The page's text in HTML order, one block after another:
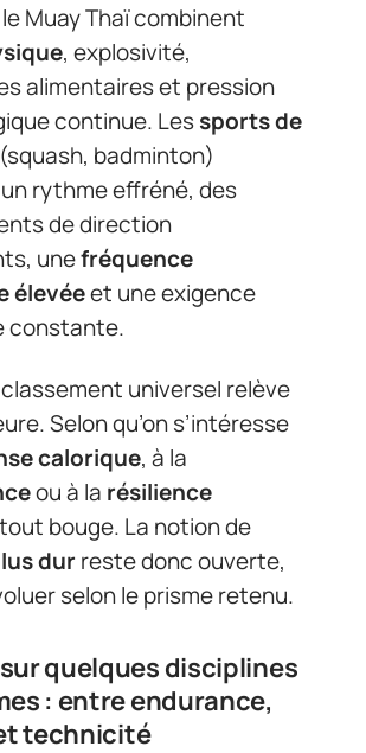
Muay Thaï combinent
, explosivité,
alimentaires et pression
continue. Lessports de
(squash, badminton)
rythme effréné, des
de direction
unefréquence
élevéeet une exigence
constante.
universel relève
Selon qu’on s’intéresse
calorique, à la
ou à la résilience
bouge. La notion de
durreste donc ouverte,
selon le prisme retenu.
quelques disciplines
: entre endurance,
technicité